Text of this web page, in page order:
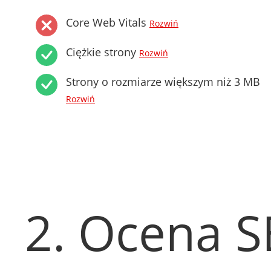
Core Web Vitals Rozwiń
Ciężkie strony Rozwiń
Strony o rozmiarze większym niż 3 MB
Rozwiń
2. Ocena